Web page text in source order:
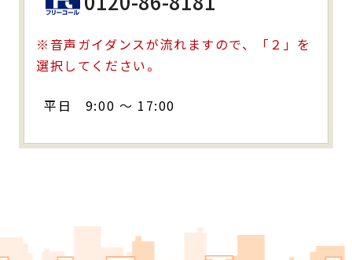
※音声ガイダンスが流れますので、「２」を
選択してください。
平日 9:00 ～ 17:00